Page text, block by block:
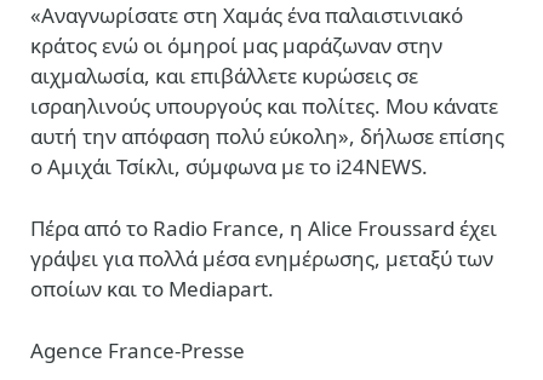
«Αναγνωρίσατε στη Χαμάς ένα παλαιστινιακό
κράτος ενώ οι όμηροί μας μαράζωναν στην
αιχμαλωσία, και επιβάλλετε κυρώσεις σε
ισραηλινούς υπουργούς και πολίτες. Μου κάνατε
αυτή την απόφαση πολύ εύκολη», δήλωσε επίσης
ο Αμιχάι Τσίκλι, σύμφωνα με το i24NEWS.
Πέρα από το Radio France, η Alice Froussard έχει
γράψει για πολλά μέσα ενημέρωσης, μεταξύ των
οποίων και το Mediapart.
Agence France-Presse